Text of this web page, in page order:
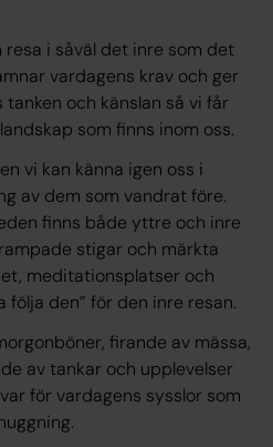
i såväl det inre som det
vardagens krav och ger
och känslan så vi får
som finns inom oss.
vi kan känna igen oss i
av dem som vandrat före.
finns både yttre och inre
stigar och märkta
meditationsplatser och
följa den” för den inre resan.
firande av mässa,
av tankar och upplevelser
för vardagens sysslor som